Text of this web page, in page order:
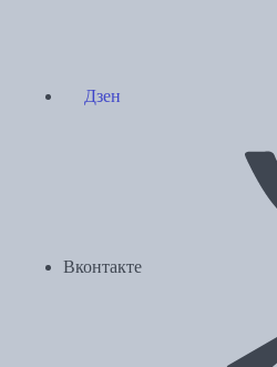
Дзен
Вконтакте